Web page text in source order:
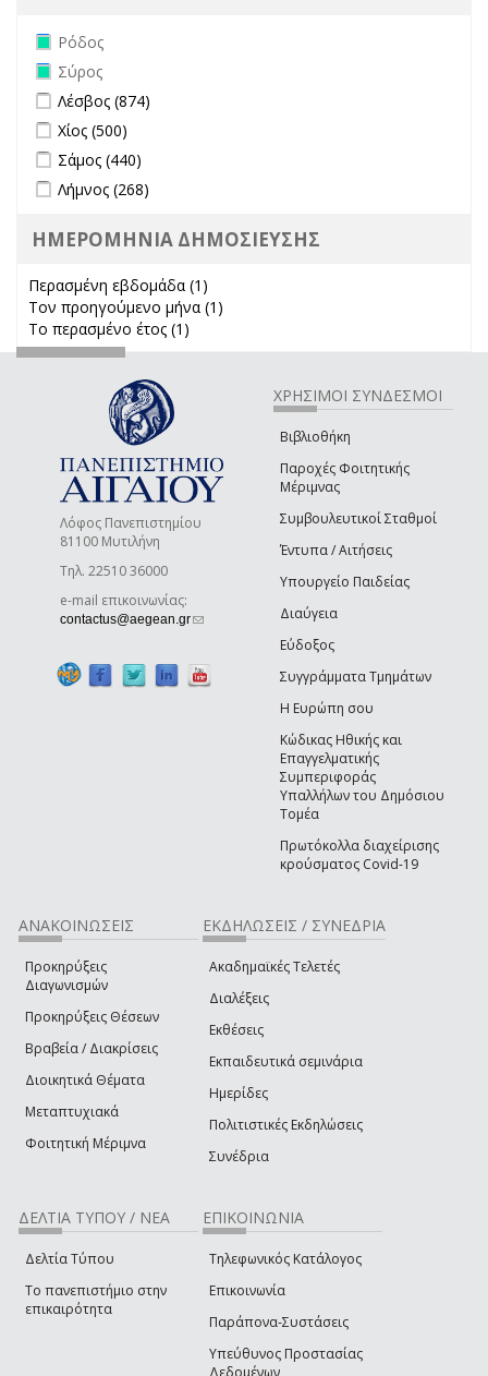
Remove Ρόδος filter
Ρόδος
Remove Σύρος filter
Σύρος
Apply Λέσβος filter
Λέσβος (874)
Apply Χίος filter
Χίος (500)
Apply Σάμος filter
Σάμος (440)
Apply Λήμνος filter
Λήμνος (268)
ΗΜΕΡΟΜΗΝΙΑ ΔΗΜΟΣΙΕΥΣΗΣ
Περασμένη εβδομάδα (1)
Τον προηγούμενο μήνα (1)
Το περασμένο έτος (1)
Λόφος Πανεπιστημίου
81100 Μυτιλήνη
Τηλ. 22510 36000
e-mail επικοινωνίας:
contactus@aegean.gr(link sends e-mail)
ΧΡΗΣΙΜΟΙ ΣΥΝΔΕΣΜΟΙ
Βιβλιοθήκη
Παροχές Φοιτητικής
Μέριμνας
Συμβουλευτικοί Σταθμοί
Έντυπα / Αιτήσεις
Υπουργείο Παιδείας
Διαύγεια
Εύδοξος
Συγγράμματα Τμημάτων
Η Ευρώπη σου
Κώδικας Ηθικής και
Επαγγελματικής
Συμπεριφοράς
Υπαλλήλων του Δημόσιου
Τομέα
Πρωτόκολλα διαχείρισης
κρούσματος Covid-19
ΑΝΑΚΟΙΝΩΣΕΙΣ
Προκηρύξεις
Διαγωνισμών
Προκηρύξεις Θέσεων
Βραβεία / Διακρίσεις
Διοικητικά Θέματα
Μεταπτυχιακά
Φοιτητική Μέριμνα
ΕΚΔΗΛΩΣΕΙΣ / ΣΥΝΕΔΡΙΑ
Ακαδημαϊκές Τελετές
Διαλέξεις
Εκθέσεις
Εκπαιδευτικά σεμινάρια
Ημερίδες
Πολιτιστικές Εκδηλώσεις
Συνέδρια
ΔΕΛΤΙΑ ΤΥΠΟΥ / ΝΕΑ
Δελτία Τύπου
Το πανεπιστήμιο στην
επικαιρότητα
ΕΠΙΚΟΙΝΩΝΙΑ
Τηλεφωνικός Κατάλογος
Επικοινωνία
Παράπονα-Συστάσεις
Υπεύθυνος Προστασίας